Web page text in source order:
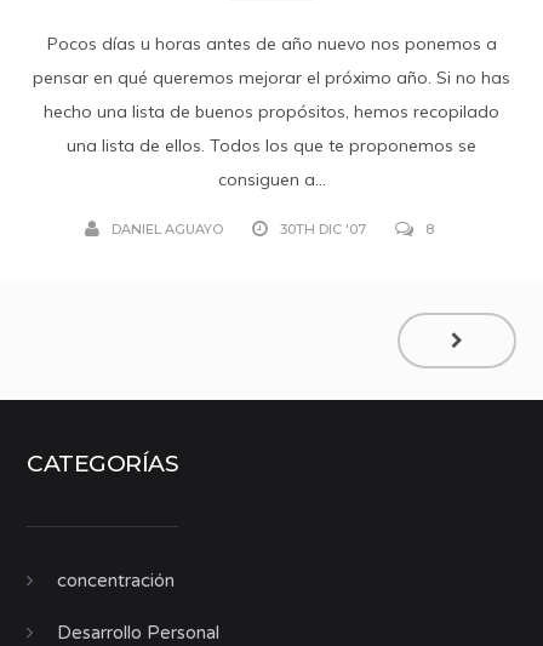
Pocos días u horas antes de año nuevo nos ponemos a
pensar en qué queremos mejorar el próximo año. Si no has
hecho una lista de buenos propósitos, hemos recopilado
una lista de ellos. Todos los que te proponemos se
consiguen a...
DANIEL AGUAYO 30TH DIC '07 8
CATEGORÍAS
concentración
Desarrollo Personal